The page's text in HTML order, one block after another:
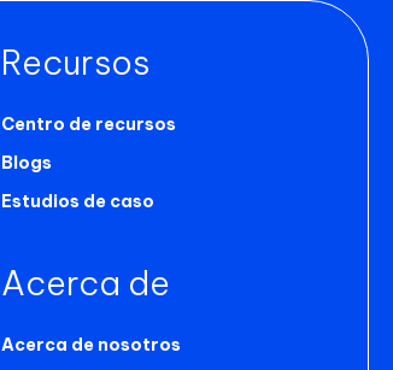
Recursos
Centro de recursos
Blogs
Estudios de caso
Acerca de
Acerca de nosotros